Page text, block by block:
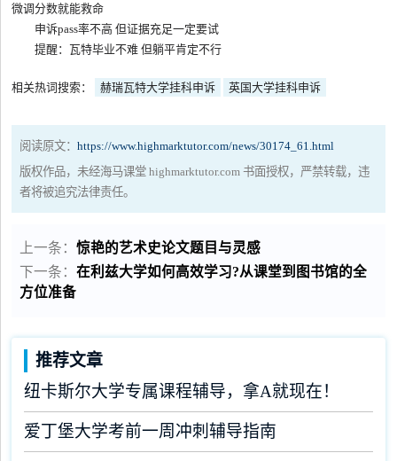
微调分数就能救命
申诉pass率不高 但证据充足一定要试
提醒：瓦特毕业不难 但躺平肯定不行
相关热词搜索： 赫瑞瓦特大学挂科申诉 英国大学挂科申诉
阅读原文：https://www.highmarktutor.com/news/30174_61.html
版权作品，未经海马课堂 highmarktutor.com 书面授权，严禁转载，违
者将被追究法律责任。
上一条：惊艳的艺术史论文题目与灵感
下一条：在利兹大学如何高效学习?从课堂到图书馆的全
方位准备
推荐文章
纽卡斯尔大学专属课程辅导，拿A就现在！
爱丁堡大学考前一周冲刺辅导指南